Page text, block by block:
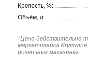
Крепость, %:
Объём, л:
*Цена действительна
маркетплейса
розничных магазинах.